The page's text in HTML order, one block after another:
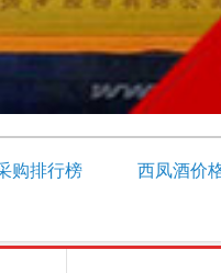
购排行榜 西凤酒价